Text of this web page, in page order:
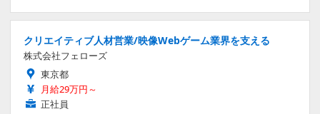
クリエイティブ人材営業/映像Webゲーム業界を支える
株式会社フェローズ
東京都
月給29万円～
正社員